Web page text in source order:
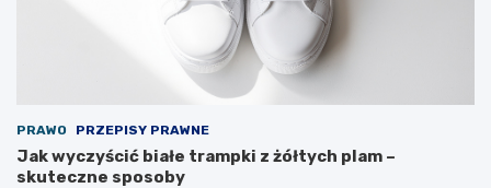
PRAWO PRZEPISY PRAWNE
Jak wyczyścić białe trampki z żółtych plam –
skuteczne sposoby